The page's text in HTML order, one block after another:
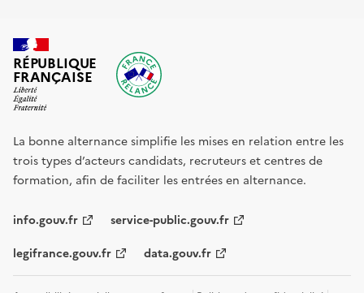
RÉPUBLIQUE
FRANÇAISE
La bonne alternance simplifie les mises en relation entre les
trois types d’acteurs candidats, recruteurs et centres de
formation, afin de faciliter les entrées en alternance.
info.gouv.fr service-public.gouv.fr
legifrance.gouv.fr data.gouv.fr